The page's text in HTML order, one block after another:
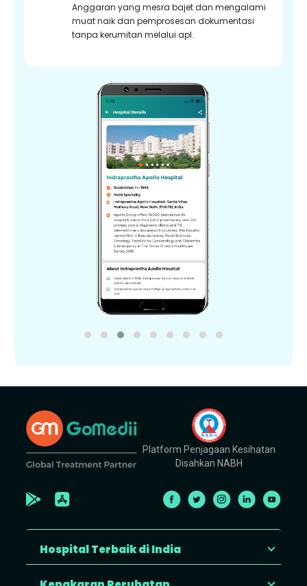
Anggaran yang mesra bajet dan mengalami
muat naik dan pemprosesan dokumentasi
tanpa kerumitan melalui apl.
Platform Penjagaan Kesihatan
Disahkan NABH
Hospital Terbaik di India